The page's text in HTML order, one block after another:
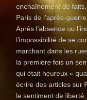
enchaînement de
Paris de l’après-
Après l’absence ou
l’impossibilité de se
marchant dans les
la première fois un
qui était heureux «
écrire des articles sur
le sentiment de